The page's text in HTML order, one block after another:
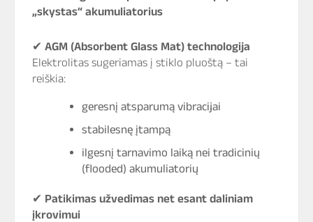
„skystas“ akumuliatorius
✔ AGM (Absorbent Glass Mat) technologija
Elektrolitas sugeriamas į stiklo pluoštą – tai
reiškia:
geresnį atsparumą vibracijai
stabilesnę įtampą
ilgesnį tarnavimo laiką nei tradicinių
(flooded) akumuliatorių
✔ Patikimas užvedimas net esant daliniam
įkrovimui